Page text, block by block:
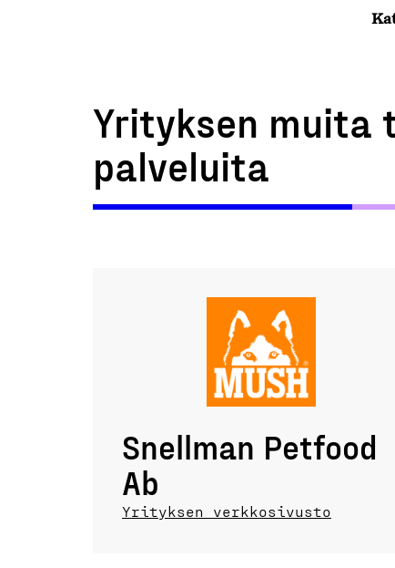
Yrityksen
palveluita
Snellman Petfood
Ab
Yrityksen verkkosivusto